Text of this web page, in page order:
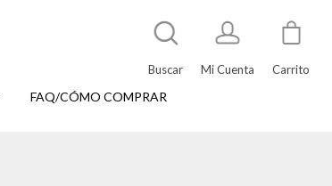
Buscar Mi Cuenta Carrito
FAQ/CÓMO COMPRAR